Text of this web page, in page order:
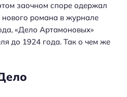
заочном споре одержал
романа в журнале
«Дело Артамоновых»
до 1924 года. Так о чем же